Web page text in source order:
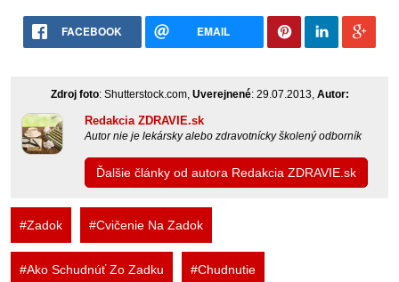
FACEBOOK EMAIL
Zdroj foto: Shutterstock.com, Uverejnené: 29.07.2013, Autor:
Redakcia ZDRAVIE.sk
Autor nie je lekársky alebo zdravotnícky školený odborník
Ďalšie články od autora Redakcia ZDRAVIE.sk
#Zadok #Cvičenie Na Zadok
#Ako Schudnúť Zo Zadku #Chudnutie